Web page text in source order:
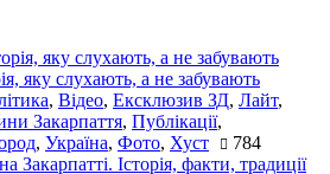
яку слухають, а не забувають
, Відео, Ексклюзив ЗД, Лайт,
Закарпаття, Публікації,
, Україна, Фото, Хуст 784